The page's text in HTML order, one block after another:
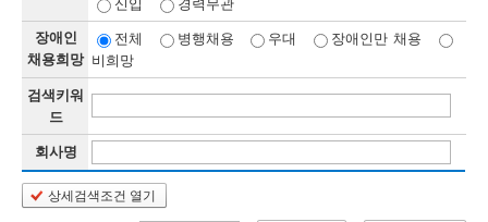
정
미
신입
경력무관
장애인
채용희망
전체 병행채용 우대
장애인만 채용
비희망
검색키워
드
회사명
상세검색조건 열기
보
오